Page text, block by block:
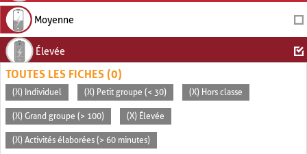
Moyenne
Élevée
TOUTES LES FICHES (0)
(X) Individuel (X) Petit groupe (< 30) (X) Hors classe
(X) Grand groupe (> 100) (X) Élevée
(X) Activités élaborées (> 60 minutes)